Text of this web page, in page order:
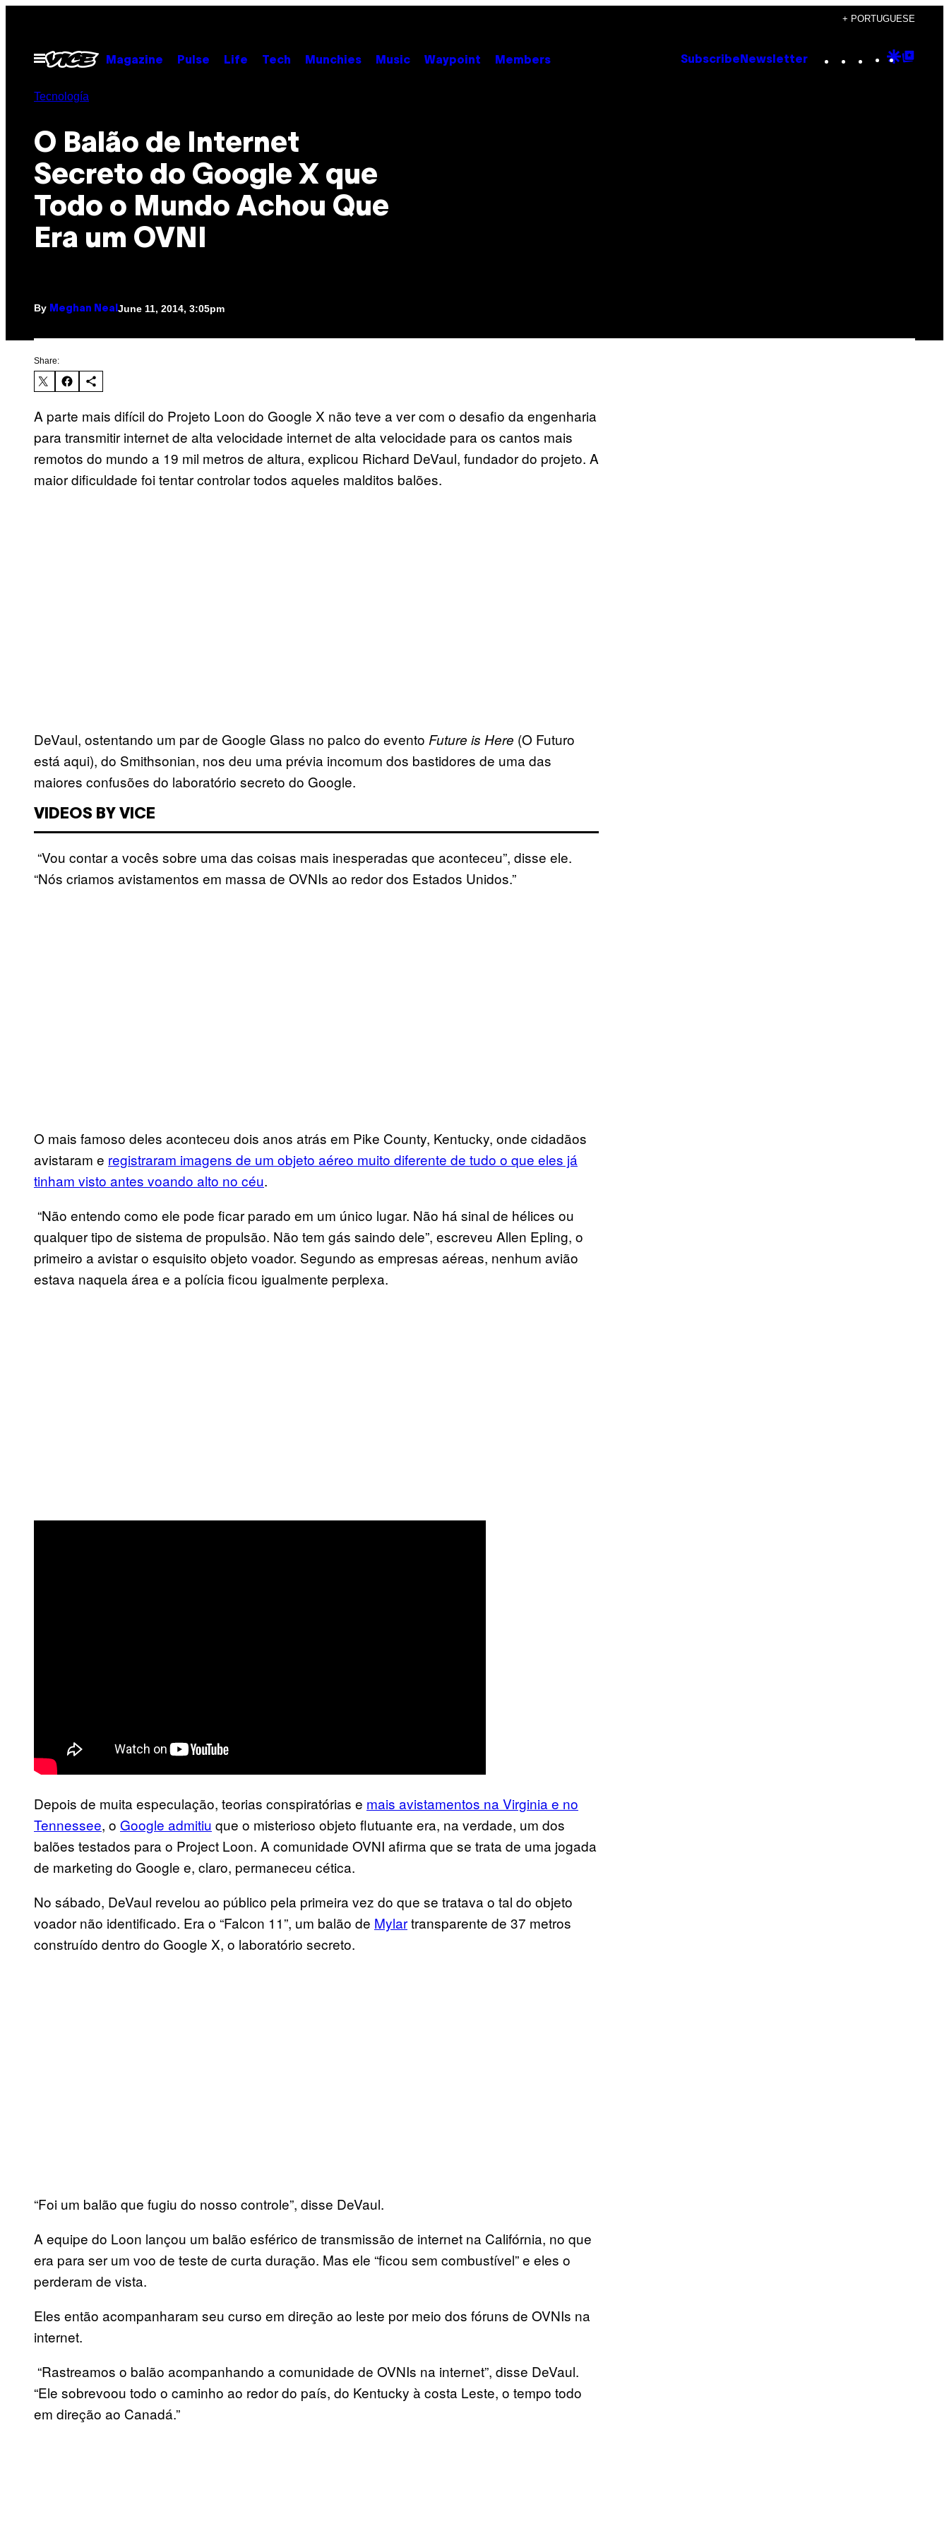
content
+ PORTUGUESE
Open
Menu
Magazine Pulse Life Tech Munchies Music Waypoint Members Subscribe Newsletter Instagram
TikTok
YouTube
Google
Tecnología
O Balão de Internet
Secreto do Google X que
Todo o Mundo Achou Que
Era um OVNI
By Meghan Neal June 11, 2014, 3:05pm
Share:
A parte mais difícil do Projeto Loon do Google X não teve a ver com o desafio da engenharia
para transmitir internet de alta velocidade internet de alta velocidade para os cantos mais
remotos do mundo a 19 mil metros de altura, explicou Richard DeVaul, fundador do projeto. A
maior dificuldade foi tentar controlar todos aqueles malditos balões.
DeVaul, ostentando um par de Google Glass no palco do evento Future is Here (O Futuro
está aqui), do Smithsonian, nos deu uma prévia incomum dos bastidores de uma das
maiores confusões do laboratório secreto do Google.
VIDEOS BY VICE
“Vou contar a vocês sobre uma das coisas mais inesperadas que aconteceu”, disse ele.
“Nós criamos avistamentos em massa de OVNIs ao redor dos Estados Unidos.”
O mais famoso deles aconteceu dois anos atrás em Pike County, Kentucky, onde cidadãos
avistaram e registraram imagens de um objeto aéreo muito diferente de tudo o que eles já
tinham visto antes voando alto no céu.
“Não entendo como ele pode ficar parado em um único lugar. Não há sinal de hélices ou
qualquer tipo de sistema de propulsão. Não tem gás saindo dele”, escreveu Allen Epling, o
primeiro a avistar o esquisito objeto voador. Segundo as empresas aéreas, nenhum avião
estava naquela área e a polícia ficou igualmente perplexa.
Depois de muita especulação, teorias conspiratórias e mais avistamentos na Virginia e no
Tennessee, o Google admitiu que o misterioso objeto flutuante era, na verdade, um dos
balões testados para o Project Loon. A comunidade OVNI afirma que se trata de uma jogada
de marketing do Google e, claro, permaneceu cética.
No sábado, DeVaul revelou ao público pela primeira vez do que se tratava o tal do objeto
voador não identificado. Era o “Falcon 11”, um balão de Mylartransparente de 37 metros
construído dentro do Google X, o laboratório secreto.
“Foi um balão que fugiu do nosso controle”, disse DeVaul.
A equipe do Loon lançou um balão esférico de transmissão de internet na Califórnia, no que
era para ser um voo de teste de curta duração. Mas ele “ficou sem combustível” e eles o
perderam de vista.
Eles então acompanharam seu curso em direção ao leste por meio dos fóruns de OVNIs na
internet.
“Rastreamos o balão acompanhando a comunidade de OVNIs na internet”, disse DeVaul.
“Ele sobrevoou todo o caminho ao redor do país, do Kentucky à costa Leste, o tempo todo
em direção ao Canadá.”